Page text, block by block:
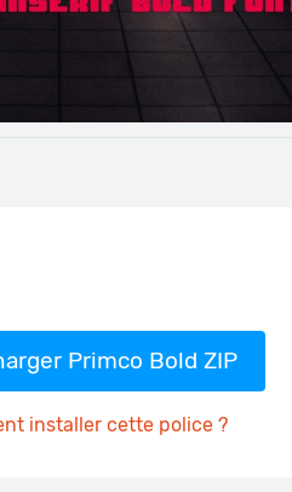
Primco Bold ZIP
installer cette police ?